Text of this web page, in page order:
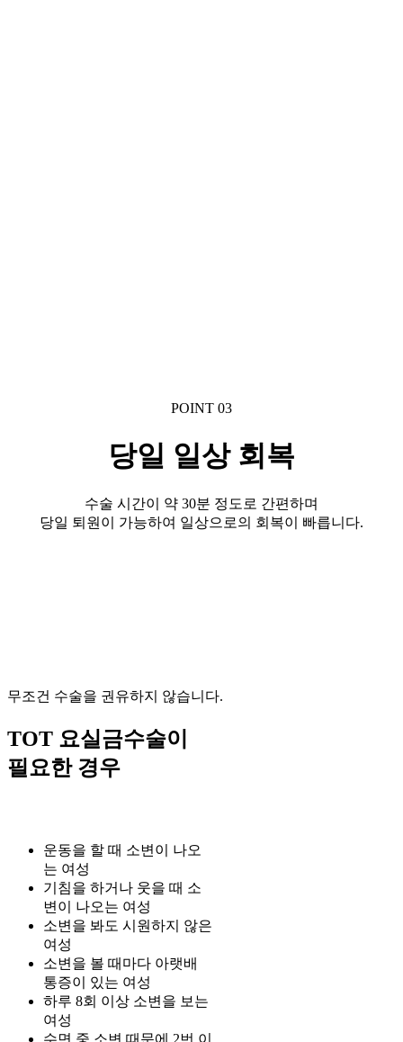
POINT 03
당일 일상 회복
수술 시간이 약 30분 정도로 간편하며
당일 퇴원이 가능하여 일상으로의 회복이 빠릅니다.
무조건 수술을 권유하지 않습니다.
TOT 요실금수술이
필요한 경우
운동을 할 때 소변이 나오
는 여성
기침을 하거나 웃을 때 소
변이 나오는 여성
소변을 봐도 시원하지 않은
여성
소변을 볼 때마다 아랫배
통증이 있는 여성
하루 8회 이상 소변을 보는
여성
수면 중 소변 때문에 2번 이